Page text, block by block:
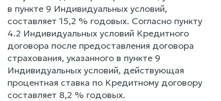
в пункте 9 Индивидуальных условий,
составляет 15,2 % годовых. Согласно пункту
4.2 Индивидуальных условий Кредитного
договора после предоставления договора
страхования, указанного в пункте 9
Индивидуальных условий, действующая
процентная ставка по Кредитному договору
составляет 8,2 % годовых.